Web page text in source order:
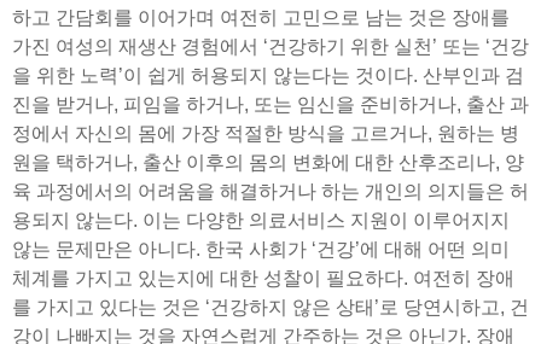
하고 간담회를 이어가며 여전히 고민으로 남는 것은 장애를
가진 여성의 재생산 경험에서 ‘건강하기 위한 실천’ 또는 ‘건강
을 위한 노력’이 쉽게 허용되지 않는다는 것이다. 산부인과 검
진을 받거나, 피임을 하거나, 또는 임신을 준비하거나, 출산 과
정에서 자신의 몸에 가장 적절한 방식을 고르거나, 원하는 병
원을 택하거나, 출산 이후의 몸의 변화에 대한 산후조리나, 양
육 과정에서의 어려움을 해결하거나 하는 개인의 의지들은 허
용되지 않는다. 이는 다양한 의료서비스 지원이 이루어지지
않는 문제만은 아니다. 한국 사회가 ‘건강’에 대해 어떤 의미
체계를 가지고 있는지에 대한 성찰이 필요하다. 여전히 장애
를 가지고 있다는 것은 ‘건강하지 않은 상태’로 당연시하고, 건
강이 나빠지는 것을 자연스럽게 간주하는 것은 아닌가. 장애